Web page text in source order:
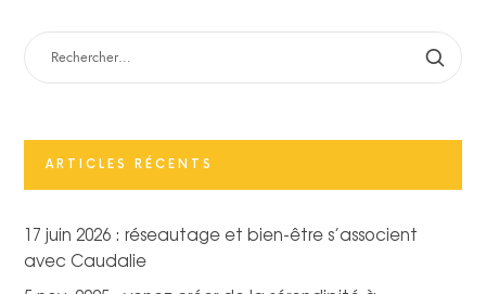
RECHERCHER :
ARTICLES RÉCENTS
17 juin 2026 : réseautage et bien-être s’associent
avec Caudalie